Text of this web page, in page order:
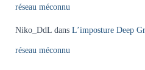
réseau méconnu
Niko_DdL dans L’imposture Deep
réseau méconnu